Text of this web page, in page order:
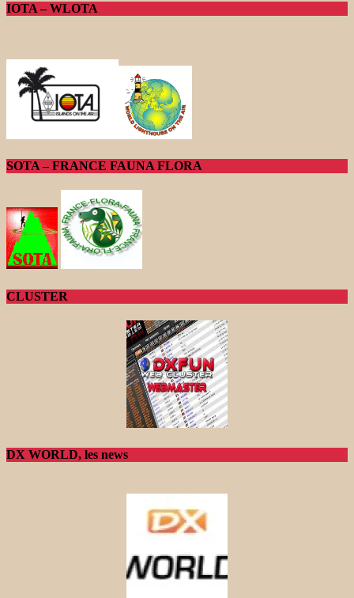
IOTA – WLOTA
SOTA – FRANCE FAUNA FLORA
CLUSTER
DX WORLD, les news